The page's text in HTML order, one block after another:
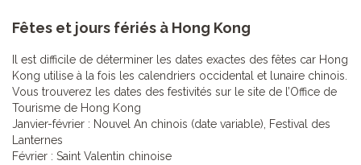
Fêtes et jours fériés à Hong Kong
Il est difficile de déterminer les dates exactes des fêtes car Hong
Kong utilise à la fois les calendriers occidental et lunaire chinois.
Vous trouverez les dates des festivités sur le site de l’Office de
Tourisme de Hong Kong
Janvier-février : Nouvel An chinois (date variable), Festival des
Lanternes
Février : Saint Valentin chinoise